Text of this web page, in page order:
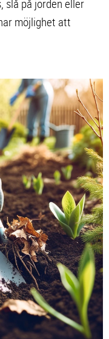
slå på jorden eller
möjlighet att